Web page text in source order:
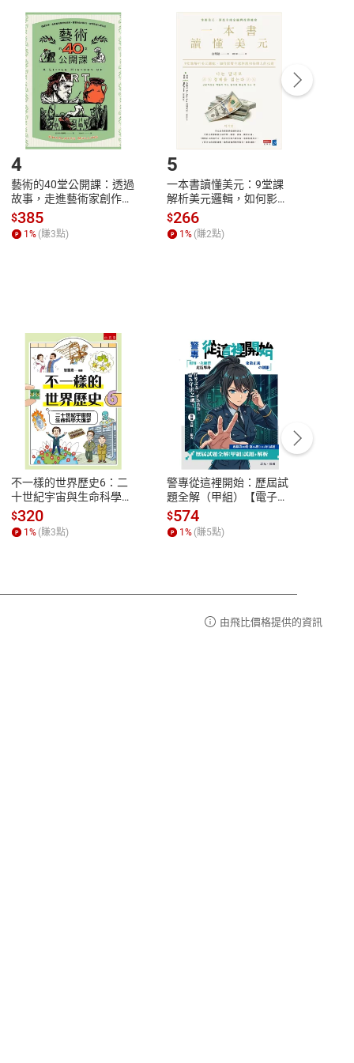
點選「瀏覽訂單明細」
「申請取消訂單/ 退
貨。
付款方式
Payment
完成訂單
Complete
號，下載書籍後看書
性
參
客服資訊
服務時間：週一到週五 10:00-12:00、
13:00-17:00 (國定假日及例假日休息)
客服電話：0080-1857077
4
藝術的40堂公開課：透過
故事，走進藝術家創作現
場，看藝術如何誕生、如
何形塑人類生活【電子
書】
$385
1% (賺3點)
5
一本書讀懂美元：9堂課
解析美元邏輯，如何影響
全球經濟和每個人的投資
【電子書】
$266
1% (賺2點)
不一樣的世界歷史6：二
十世紀宇宙與生命科學大
進步【電子書】
$320
1% (賺3點)
警專從這裡開始：歷屆試
題全解（甲組）【電子
書】
$574
1% (賺5點)
由飛比價格提供的資訊